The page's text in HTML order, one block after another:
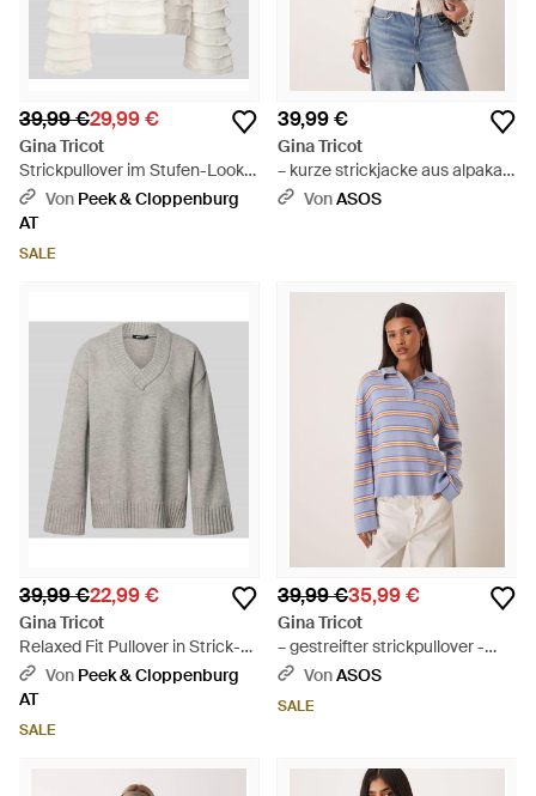
39,99 €29,99 €
Gina Tricot
Strickpullover im Stufen-Look
mit Rundhalsausschnitt - Natur
Von Peek & Cloppenburg
AT
SALE
39,99 €
Gina Tricot
– kurze strickjacke aus alpaka
und wolle - Natur
VonASOS
39,99 €22,99 €
Gina Tricot
Relaxed Fit Pullover in Strick-
Optik mit V-Ausschnitt - Grau
Von Peek & Cloppenburg
AT
SALE
39,99 €35,99 €
Gina Tricot
– gestreifter strickpullover -
BlauVonASOS
SALE